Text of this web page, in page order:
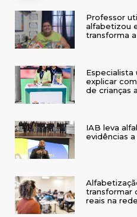
Professor
alfabetizou
transforma
Especialista
explicar
de crianças
IAB leva
evidências
transformar
reais na